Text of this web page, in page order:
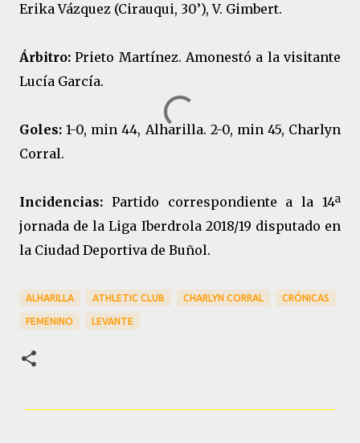
Erika Vázquez (Cirauqui, 30’), V. Gimbert.
Árbitro: Prieto Martínez. Amonestó a la visitante
Lucía García.
Goles: 1-0, min 44, Alharilla. 2-0, min 45, Charlyn
Corral.
Incidencias: Partido correspondiente a la 14ª
jornada de la Liga Iberdrola 2018/19 disputado en
la Ciudad Deportiva de Buñol.
ALHARILLA ATHLETIC CLUB CHARLYN CORRAL CRÓNICAS
FEMENINO LEVANTE